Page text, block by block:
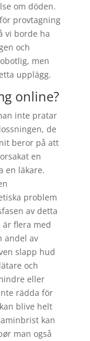
om döden.
provtagning
vi borde ha
och
men
upplägg.
online?
inte pratar
de
beror på att
en
en läkare.
problem
av detta
är flera med
andel av
slapp hud
och
eller
rädda för
blive helt
kan
man også